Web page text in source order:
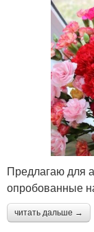
Предлагаю для
опробованные
читать дальше →